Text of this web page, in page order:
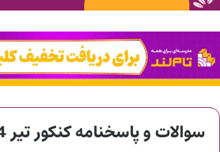
سوالات و پاسخنامه کنکور تیر ۱۴۰4